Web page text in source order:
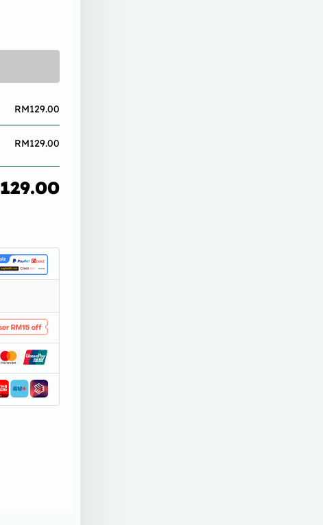
RM129.00
RM129.00
129.00